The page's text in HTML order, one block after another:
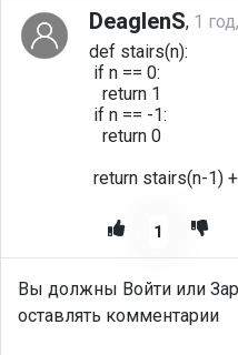
DeaglenS, 1
def stairs(n):
if n == 0:
return 1
if n == -1:
return 0
return stairs(n-1)
1
Вы должны Войти или
оставлять комментарии